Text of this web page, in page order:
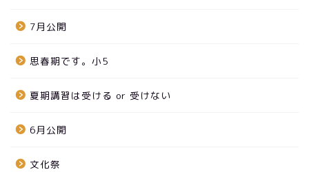
7月公開
思春期です。小5
夏期講習は受ける or 受けない
6月公開
文化祭